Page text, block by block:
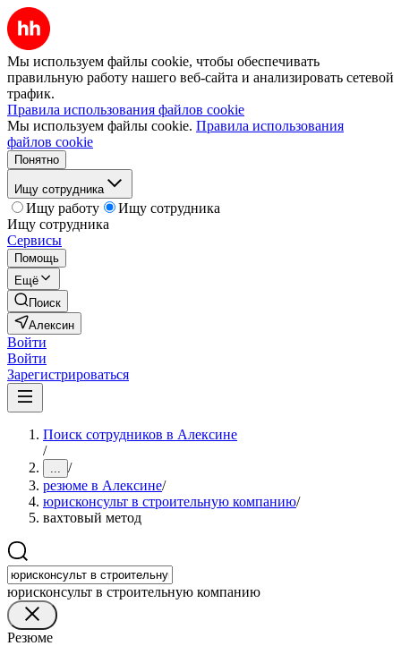
Мы используем файлы cookie, чтобы обеспечивать
правильную работу нашего веб-сайта и анализировать сетевой
трафик.
Правила использования файлов cookie
Мы используем файлы cookie. Правила использования
файлов cookie
Понятно
Ищу сотрудника
Ищу работу
Ищу сотрудника
Ищу сотрудника
Сервисы
Помощь
Ещё
Поиск
Алексин
Войти
Войти
Зарегистрироваться
Поиск сотрудников в Алексине
/
... /
резюме в Алексине/
юрисконсульт в строительную компанию/
вахтовый метод
юрисконсульт в строительную компанию
Резюме